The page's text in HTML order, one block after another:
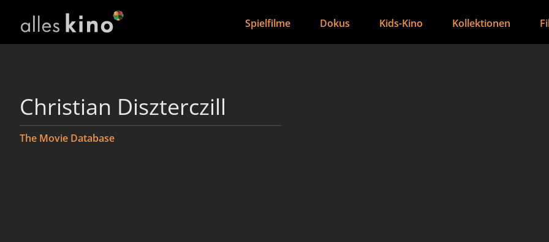
Spielfilme Dokus Kids-Kino Kollektionen
Christian Diszterczill
The Movie Database